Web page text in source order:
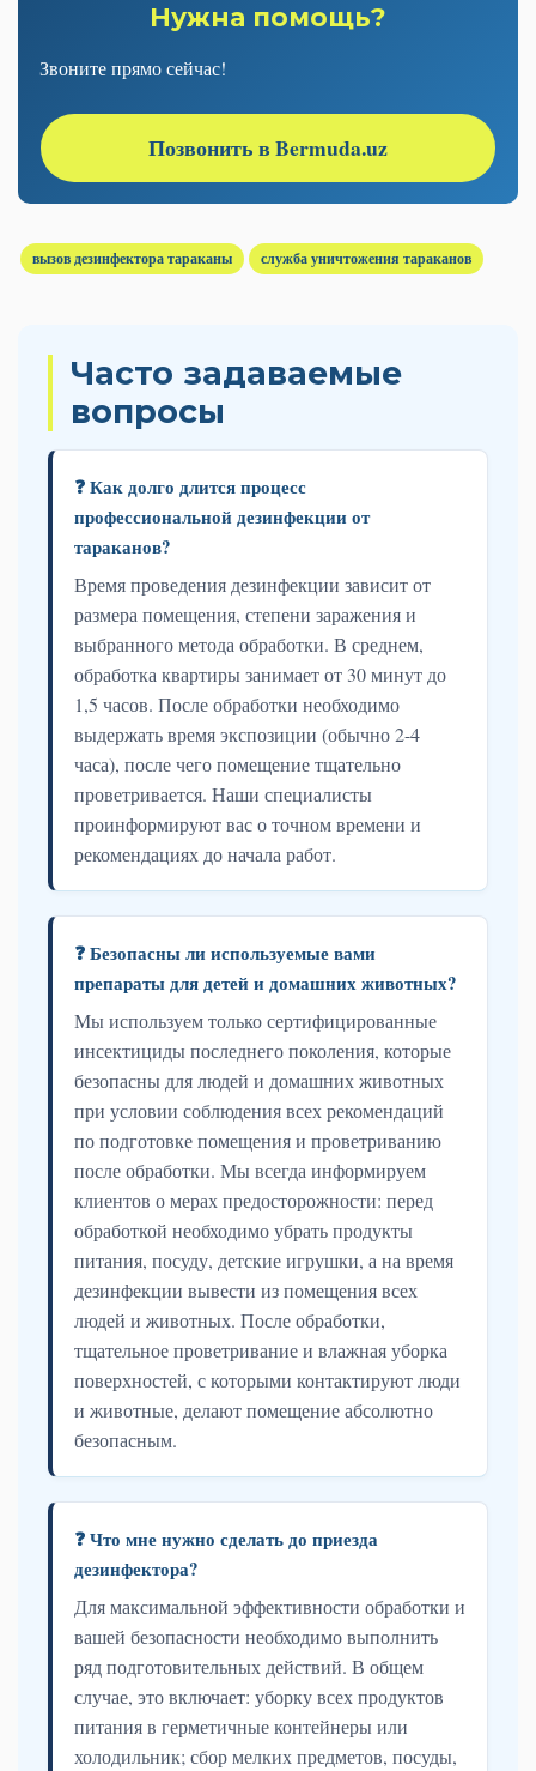
Нужна помощь?
Звоните прямо сейчас!
Позвонить в Bermuda.uz
вызов дезинфектора тараканы служба уничтожения тараканов
Часто задаваемые
вопросы
❓ Как долго длится процесс
профессиональной дезинфекции от
тараканов?
Время проведения дезинфекции зависит от
размера помещения, степени заражения и
выбранного метода обработки. В среднем,
обработка квартиры занимает от 30 минут до
1,5 часов. После обработки необходимо
выдержать время экспозиции (обычно 2-4
часа), после чего помещение тщательно
проветривается. Наши специалисты
проинформируют вас о точном времени и
рекомендациях до начала работ.
❓ Безопасны ли используемые вами
препараты для детей и домашних животных?
Мы используем только сертифицированные
инсектициды последнего поколения, которые
безопасны для людей и домашних животных
при условии соблюдения всех рекомендаций
по подготовке помещения и проветриванию
после обработки. Мы всегда информируем
клиентов о мерах предосторожности: перед
обработкой необходимо убрать продукты
питания, посуду, детские игрушки, а на время
дезинфекции вывести из помещения всех
людей и животных. После обработки,
тщательное проветривание и влажная уборка
поверхностей, с которыми контактируют люди
и животные, делают помещение абсолютно
безопасным.
❓ Что мне нужно сделать до приезда
дезинфектора?
Для максимальной эффективности обработки и
вашей безопасности необходимо выполнить
ряд подготовительных действий. В общем
случае, это включает: уборку всех продуктов
питания в герметичные контейнеры или
холодильник; сбор мелких предметов, посуды,